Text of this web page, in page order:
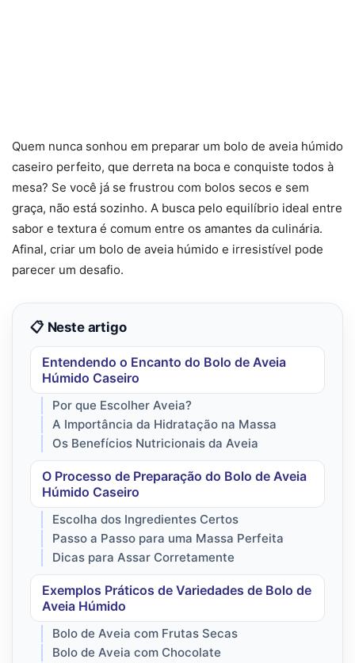
Quem nunca sonhou em preparar um bolo de aveia húmido
caseiro perfeito, que derreta na boca e conquiste todos à
mesa? Se você já se frustrou com bolos secos e sem
graça, não está sozinho. A busca pelo equilíbrio ideal entre
sabor e textura é comum entre os amantes da culinária.
Afinal, criar um bolo de aveia húmido e irresistível pode
parecer um desafio.
📋 Neste artigo
Entendendo o Encanto do Bolo de Aveia
Húmido Caseiro
Por que Escolher Aveia?
A Importância da Hidratação na Massa
Os Benefícios Nutricionais da Aveia
O Processo de Preparação do Bolo de Aveia
Húmido Caseiro
Escolha dos Ingredientes Certos
Passo a Passo para uma Massa Perfeita
Dicas para Assar Corretamente
Exemplos Práticos de Variedades de Bolo de
Aveia Húmido
Bolo de Aveia com Frutas Secas
Bolo de Aveia com Chocolate